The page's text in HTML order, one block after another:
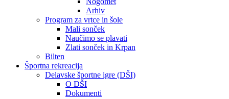
Arhiv
Program za vrtce in šole
Mali sonček
Naučimo se plavati
Zlati sonček in Krpan
Bilten
Športna rekreacija
Delavske športne igre (DŠI)
O DŠI
Dokumenti